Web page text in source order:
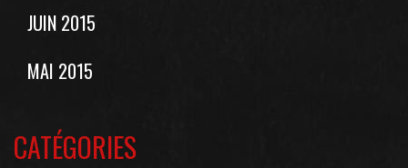
JUIN 2015
MAI 2015
CATÉGORIES